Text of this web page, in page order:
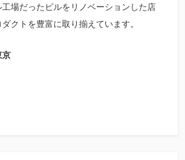
場だったビルをリノベーションした店
クトを豊富に取り揃えています。
京